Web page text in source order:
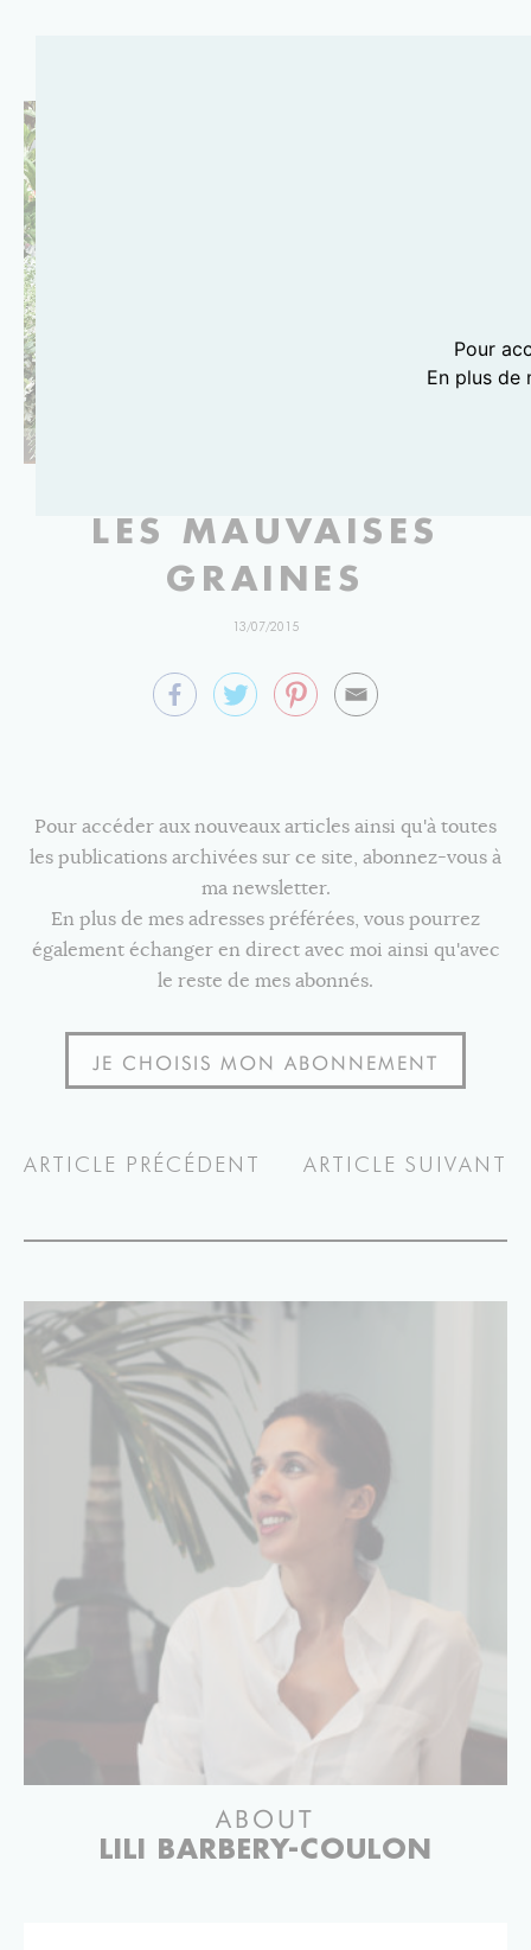
LES MAUVAISES
GRAINES
13/07/2015
Pour accéder aux nouveaux articles ainsi qu'à toutes
les publications archivées sur ce site, abonnez-vous à
ma newsletter.
En plus de mes adresses préférées, vous pourrez
également échanger en direct avec moi ainsi qu'avec
le reste de mes abonnés.
JE CHOISIS MON ABONNEMENT
Pour
En plus de
ARTICLE PRÉCÉDENT ARTICLE SUIVANT
ABOUT
LILI BARBERY-COULON